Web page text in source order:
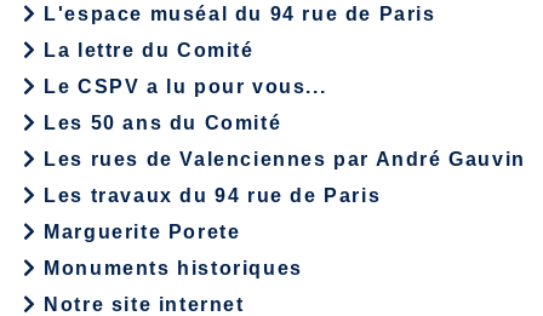
L'espace muséal du 94 rue de Paris
La lettre du Comité
Le CSPV a lu pour vous...
Les 50 ans du Comité
Les rues de Valenciennes par André Gauvin
Les travaux du 94 rue de Paris
Marguerite Porete
Monuments historiques
Notre site internet